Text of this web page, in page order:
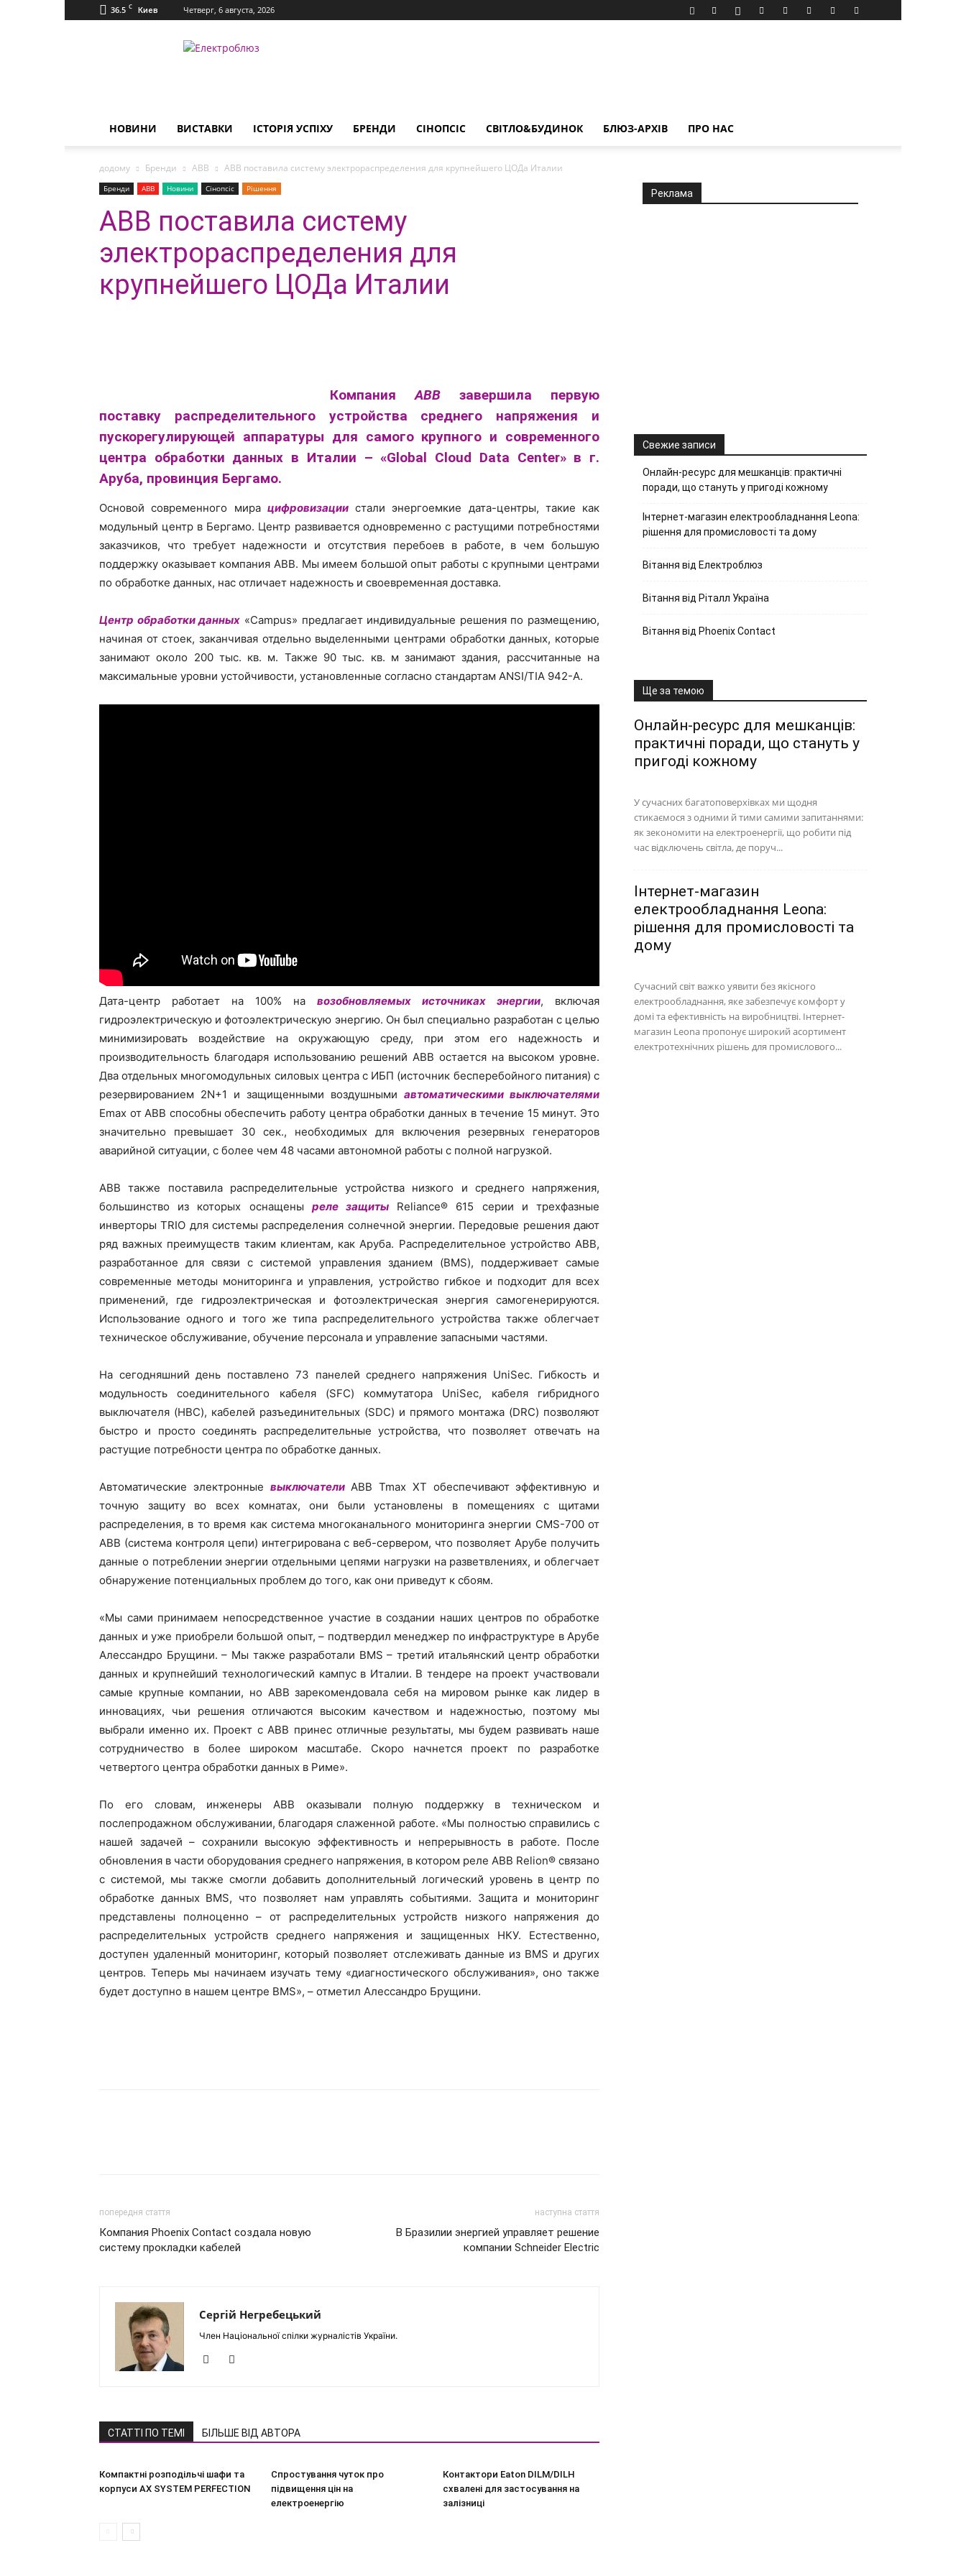
36.5 C Киев Четверг, 6 августа, 2026
Електроблюз
НОВИНИ ВИСТАВКИ ІСТОРІЯ УСПІХУ БРЕНДИ СІНОПСІС СВІТЛО&БУДИНОК БЛЮЗ-АРХІВ ПРО НАС
додому Бренди ABB ABB поставила систему электрораспределения для крупнейшего ЦОДа Италии
Бренди ABB Новини Сінопсіс Рішення
ABB поставила систему
электрораспределения для
крупнейшего ЦОДа Италии
КомпанияABB завершила первую
поставку распределительного устройства среднего напряжения и
пускорегулирующей аппаратуры для самого крупного и современного
центра обработки данных в Италии – «Global Cloud Data Center» в г.
Аруба, провинция Бергамо.
Основой современного мира цифровизациистали энергоемкие дата-центры, такие как
модульный центр в Бергамо. Центр развивается одновременно с растущими потребностями
заказчиков, что требует надежности и отсутствия перебоев в работе, в чем большую
поддержку оказывает компания АВВ. Мы имеем большой опыт работы с крупными центрами
по обработке данных, нас отличает надежность и своевременная доставка.
Центр обработки данных «Campus» предлагает индивидуальные решения по размещению,
начиная от стоек, заканчивая отдельно выделенными центрами обработки данных, которые
занимают около 200 тыс. кв. м. Также 90 тыс. кв. м занимают здания, рассчитанные на
максимальные уровни устойчивости, установленные согласно стандартам ANSI/TIA 942-A.
Дата-центр работает на 100% на возобновляемых источниках энергии, включая
гидроэлектрическую и фотоэлектрическую энергию. Он был специально разработан с целью
минимизировать воздействие на окружающую среду, при этом его надежность и
производительность благодаря использованию решений АВВ остается на высоком уровне.
Два отдельных многомодульных силовых центра с ИБП (источник бесперебойного питания) с
резервированием 2N+1 и защищенными воздушными автоматическими выключателями
Emax от ABB способны обеспечить работу центра обработки данных в течение 15 минут. Это
значительно превышает 30 сек., необходимых для включения резервных генераторов
аварийной ситуации, с более чем 48 часами автономной работы с полной нагрузкой.
ABB также поставила распределительные устройства низкого и среднего напряжения,
большинство из которых оснащены реле защиты Reliance® 615 серии и трехфазные
инверторы TRIO для системы распределения солнечной энергии. Передовые решения дают
ряд важных преимуществ таким клиентам, как Аруба. Распределительное устройство ABB,
разработанное для связи с системой управления зданием (BMS), поддерживает самые
современные методы мониторинга и управления, устройство гибкое и подходит для всех
применений, где гидроэлектрическая и фотоэлектрическая энергия самогенерируются.
Использование одного и того же типа распределительного устройства также облегчает
техническое обслуживание, обучение персонала и управление запасными частями.
На сегодняшний день поставлено 73 панелей среднего напряжения UniSec. Гибкость и
модульность соединительного кабеля (SFC) коммутатора UniSec, кабеля гибридного
выключателя (HBC), кабелей разъединительных (SDC) и прямого монтажа (DRC) позволяют
быстро и просто соединять распределительные устройства, что позволяет отвечать на
растущие потребности центра по обработке данных.
Автоматические электронные выключателиABB Tmax XT обеспечивают эффективную и
точную защиту во всех комнатах, они были установлены в помещениях с щитами
распределения, в то время как система многоканального мониторинга энергии CMS-700 от
ABB (система контроля цепи) интегрирована с веб-сервером, что позволяет Арубе получить
данные о потреблении энергии отдельными цепями нагрузки на разветвлениях, и облегчает
обнаружение потенциальных проблем до того, как они приведут к сбоям.
«Мы сами принимаем непосредственное участие в создании наших центров по обработке
данных и уже приобрели большой опыт, – подтвердил менеджер по инфраструктуре в Арубе
Алессандро Брущини. – Мы также разработали BMS – третий итальянский центр обработки
данных и крупнейший технологический кампус в Италии. В тендере на проект участвовали
самые крупные компании, но АВВ зарекомендовала себя на мировом рынке как лидер в
инновациях, чьи решения отличаются высоким качеством и надежностью, поэтому мы
выбрали именно их. Проект с АВВ принес отличные результаты, мы будем развивать наше
сотрудничество в более широком масштабе. Скоро начнется проект по разработке
четвертого центра обработки данных в Риме».
По его словам, инженеры ABB оказывали полную поддержку в техническом и
послепродажном обслуживании, благодаря слаженной работе. «Мы полностью справились с
нашей задачей – сохранили высокую эффективность и непрерывность в работе. После
обновления в части оборудования среднего напряжения, в котором реле ABB Relion® связано
с системой, мы также смогли добавить дополнительный логический уровень в центр по
обработке данных BMS, что позволяет нам управлять событиями. Защита и мониторинг
представлены полноценно – от распределительных устройств низкого напряжения до
распределительных устройств среднего напряжения и защищенных НКУ. Естественно,
доступен удаленный мониторинг, который позволяет отслеживать данные из BMS и других
центров. Теперь мы начинаем изучать тему «диагностического обслуживания», оно также
будет доступно в нашем центре BMS», – отметил Алессандро Брущини.
попередня стаття
Компания Phoenix Contact создала новую
систему прокладки кабелей
наступна стаття
В Бразилии энергией управляет решение
компании Schneider Electric
Сергій Негребецький
Член Національної спілки журналістів України.
СТАТТІ ПО ТЕМІ БІЛЬШЕ ВІД АВТОРА
Компактні розподільчі шафи та
корпуси AX SYSTEM PERFECTION
Спростування чуток про
підвищення цін на
електроенергію
Контактори Eaton DILM/DILH
схвалені для застосування на
залізниці
Реклама
Свежие записи
Онлайн-ресурс для мешканців: практичні
поради, що стануть у пригоді кожному
Інтернет-магазин електрообладнання Leona:
рішення для промисловості та дому
Вітання від Електроблюз
Вітання від Ріталл Україна
Вітання від Phoenix Contact
Ще за темою
Онлайн-ресурс для мешканців:
практичні поради, що стануть у
пригоді кожному
У сучасних багатоповерхівках ми щодня
стикаємося з одними й тими самими запитаннями:
як зекономити на електроенергії, що робити під
час відключень світла, де поруч...
Інтернет-магазин
електрообладнання Leona:
рішення для промисловості та
дому
Сучасний світ важко уявити без якісного
електрообладнання, яке забезпечує комфорт у
домі та ефективність на виробництві. Інтернет-
магазин Leona пропонує широкий асортимент
електротехнічних рішень для промислового...